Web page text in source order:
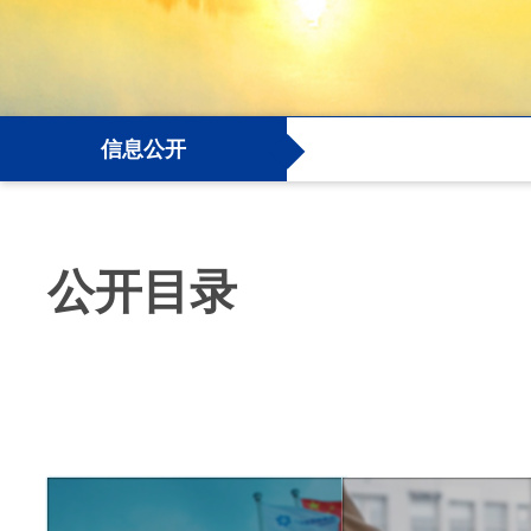
信息公开
公开目录